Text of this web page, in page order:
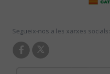
Segueix-nos a les xarxes socials: